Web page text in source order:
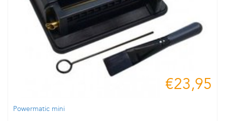
€23,95
Powermatic mini